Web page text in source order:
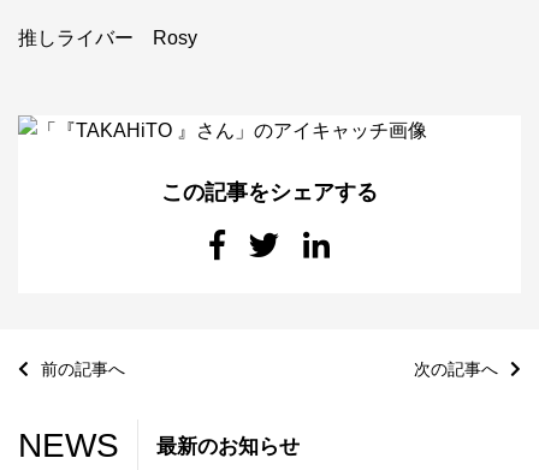
推しライバー Rosy
この記事をシェアする
前の記事へ 次の記事へ
NEWS 最新のお知らせ